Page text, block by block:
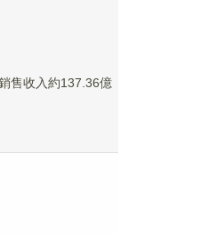
售收入約137.36億